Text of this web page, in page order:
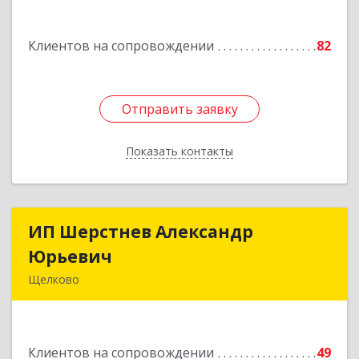
Клиентов на сопровождении 82
Отправить заявку
Показать контакты
Подробнее
Отправить заявку
Назад
ИП Шерстнев Александр
Юрьевич
Щелково
Клиентов на сопровождении 49
ИП Шерстнев Александр
Подробнее